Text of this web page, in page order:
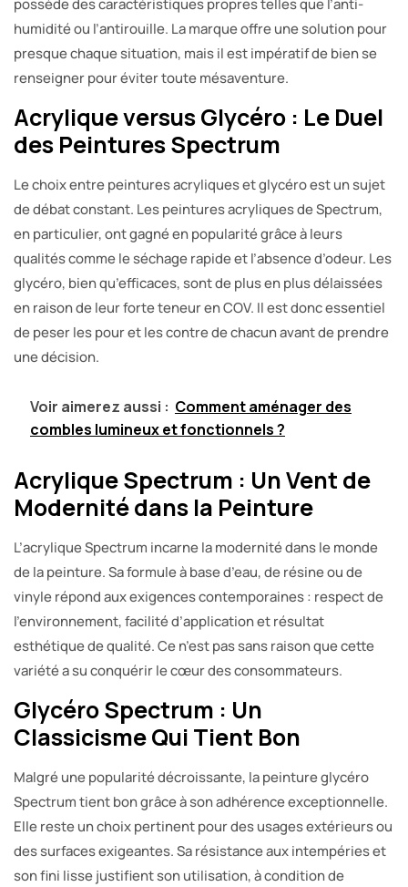
possède des caractéristiques propres telles que l’anti-
humidité ou l’antirouille. La marque offre une solution pour
presque chaque situation, mais il est impératif de bien se
renseigner pour éviter toute mésaventure.
Acrylique versus Glycéro : Le Duel
des Peintures Spectrum
Le choix entre peintures acryliques et glycéro est un sujet
de débat constant. Les peintures acryliques de Spectrum,
en particulier, ont gagné en popularité grâce à leurs
qualités comme le séchage rapide et l’absence d’odeur. Les
glycéro, bien qu’efficaces, sont de plus en plus délaissées
en raison de leur forte teneur en COV. Il est donc essentiel
de peser les pour et les contre de chacun avant de prendre
une décision.
Voir aimerez aussi : Comment aménager des
combles lumineux et fonctionnels ?
Acrylique Spectrum : Un Vent de
Modernité dans la Peinture
L’acrylique Spectrum incarne la modernité dans le monde
de la peinture. Sa formule à base d’eau, de résine ou de
vinyle répond aux exigences contemporaines : respect de
l’environnement, facilité d’application et résultat
esthétique de qualité. Ce n’est pas sans raison que cette
variété a su conquérir le cœur des consommateurs.
Glycéro Spectrum : Un
Classicisme Qui Tient Bon
Malgré une popularité décroissante, la peinture glycéro
Spectrum tient bon grâce à son adhérence exceptionnelle.
Elle reste un choix pertinent pour des usages extérieurs ou
des surfaces exigeantes. Sa résistance aux intempéries et
son fini lisse justifient son utilisation, à condition de